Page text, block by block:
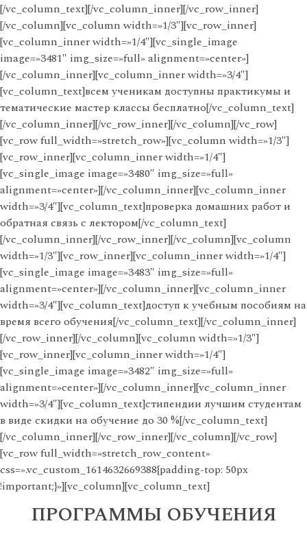
[/vc_column_text][/vc_column_inner][/vc_row_inner]
[/vc_column][vc_column width=»1/3″][vc_row_inner]
[vc_column_inner width=»1/4″][vc_single_image
image=»3481″ img_size=»full» alignment=»center»]
[/vc_column_inner][vc_column_inner width=»3/4″]
[vc_column_text]всем ученикам доступны практикумы и
тематические мастер классы бесплатно[/vc_column_text]
[/vc_column_inner][/vc_row_inner][/vc_column][/vc_row]
[vc_row full_width=»stretch_row»][vc_column width=»1/3″]
[vc_row_inner][vc_column_inner width=»1/4″]
[vc_single_image image=»3480″ img_size=»full»
alignment=»center»][/vc_column_inner][vc_column_inner
width=»3/4″][vc_column_text]проверка домашних работ и
обратная связь с лектором[/vc_column_text]
[/vc_column_inner][/vc_row_inner][/vc_column][vc_column
width=»1/3″][vc_row_inner][vc_column_inner width=»1/4″]
[vc_single_image image=»3483″ img_size=»full»
alignment=»center»][/vc_column_inner][vc_column_inner
width=»3/4″][vc_column_text]доступ к учебным пособиям на
время всего обучения[/vc_column_text][/vc_column_inner]
[/vc_row_inner][/vc_column][vc_column width=»1/3″]
[vc_row_inner][vc_column_inner width=»1/4″]
[vc_single_image image=»3482″ img_size=»full»
alignment=»center»][/vc_column_inner][vc_column_inner
width=»3/4″][vc_column_text]стипендии лучшим студентам
в виде скидки на обучение до 30 %[/vc_column_text]
[/vc_column_inner][/vc_row_inner][/vc_column][/vc_row]
[vc_row full_width=»stretch_row_content»
css=».vc_custom_1614632669388{padding-top: 50px
!important;}»][vc_column][vc_column_text]
ПРОГРАММЫ ОБУЧЕНИЯ